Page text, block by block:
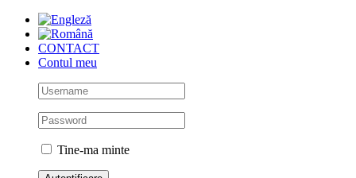
Skip
contentCONTACT
Contul meu
Tine-ma minte